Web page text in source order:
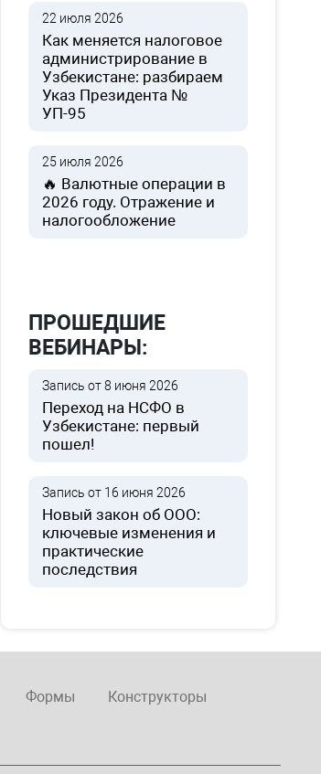
22 июля 2026
Как меняется налоговое
администрирование в
Узбекистане: разбираем
Указ Президента №
УП-95
25 июля 2026
🔥 Валютные операции в
2026 году. Отражение и
налогообложение
ПРОШЕДШИЕ
ВЕБИНАРЫ:
Запись от 8 июня 2026
Переход на НСФО в
Узбекистане: первый
пошел!
Запись от 16 июня 2026
Новый закон об ООО:
ключевые изменения и
практические
последствия
Формы Конструкторы